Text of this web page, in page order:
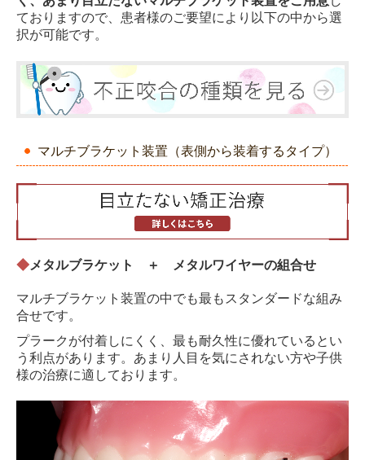
ておりますので、患者様のご要望により以下の中から選
択が可能です。
マルチブラケット装置（表側から装着するタイプ）
◆メタルブラケット ＋ メタルワイヤーの組合せ
マルチブラケット装置の中でも最もスタンダードな組み
合せです。
プラークが付着しにくく、最も耐久性に優れているとい
う利点があります。あまり人目を気にされない方や子供
様の治療に適しております。